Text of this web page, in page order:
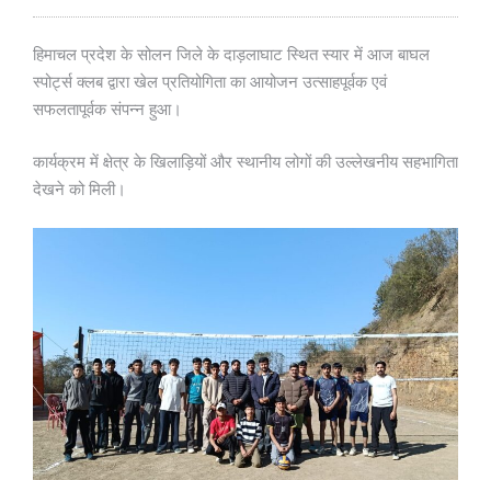
हिमाचल प्रदेश के सोलन जिले के दाड़लाघाट स्थित स्यार में आज बाघल
स्पोर्ट्स क्लब द्वारा खेल प्रतियोगिता का आयोजन उत्साहपूर्वक एवं
सफलतापूर्वक संपन्न हुआ।
कार्यक्रम में क्षेत्र के खिलाड़ियों और स्थानीय लोगों की उल्लेखनीय सहभागिता
देखने को मिली।